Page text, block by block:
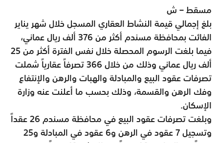
مسقط – ش
بلغ إجمالي قيمة النشاط العقاري المسجل خلال شهر يناير
الفائت بمحافظة مسندم أكثر من 376 ألف ريال عماني،
فيما بلغت الرسوم المحصلة خلال نفس الفترة أكثر من 25
ألف ريال عماني وذلك من خلال 366 تصرفاً عقارياً شملت
تصرفات عقود البيع والمبادلة والهبات والرهن والإنتفاع
وفك الرهن والقسمة، وذلك بحسب ما أعلنت عنه وزارة
الإسكان.
وبلغت تصرفات عقود البيع في محافظة مسندم 26 عقداً
وتسجيل 7 عقود في الرهن و6 عقود في المبادلة و25